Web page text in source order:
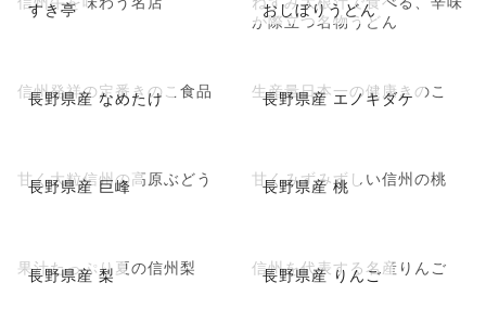
すき亭 おしぼりうどん
が際立つ名物うどん
長野県産 なめたけ
信州発祥の定番きのこ食品 長野県産 エノキダケ
生産量日本一の健康きのこ
長野県産 巨峰
甘く大粒信州の高原ぶどう 長野県産 桃
甘くみずみずしい信州の桃
長野県産 梨
果汁たっぷり夏の信州梨 長野県産 りんご
信州を代表する名産りんご